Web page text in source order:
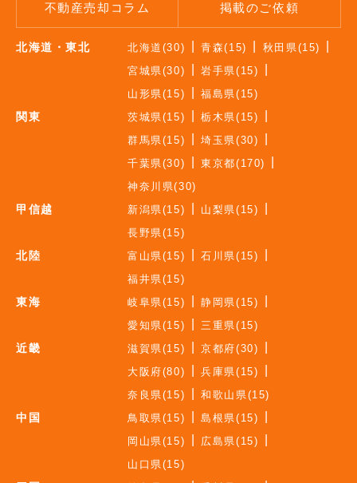
不動産売却コラム 掲載のご依頼
北海道・東北 北海道(30) 青森(15)
秋田県(15)
宮城県(30)
岩手県(15)
山形県(15)
福島県(15)
関東 茨城県(15)
栃木県(15)
群馬県(15)
埼玉県(30)
千葉県(30)
東京都(170)
神奈川県(30)
甲信越 新潟県(15)
山梨県(15)
長野県(15)
北陸 富山県(15)
石川県(15)
福井県(15)
東海 岐阜県(15)
静岡県(15)
愛知県(15)
三重県(15)
近畿 滋賀県(15)
京都府(30)
大阪府(80)
兵庫県(15)
奈良県(15)
和歌山県(15)
中国 鳥取県(15)
島根県(15)
岡山県(15)
広島県(15)
山口県(15)